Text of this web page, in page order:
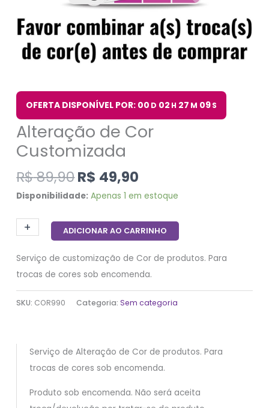
OFERTA DISPONÍVEL POR: 00 D 02 H 27 M 09S
Alteração de Cor
Customizada
R$89,90R$ 49,90
Disponibilidade: Apenas 1 em estoque
-
+ ADICIONAR AO CARRINHO
Serviço de customização de Cor de produtos. Para
trocas de cores sob encomenda.
SKU: COR990 Categoria:Sem categoria
Serviço de Alteração de Cor de produtos. Para
trocas de cores sob encomenda.
Produto sob encomenda. Não será aceita